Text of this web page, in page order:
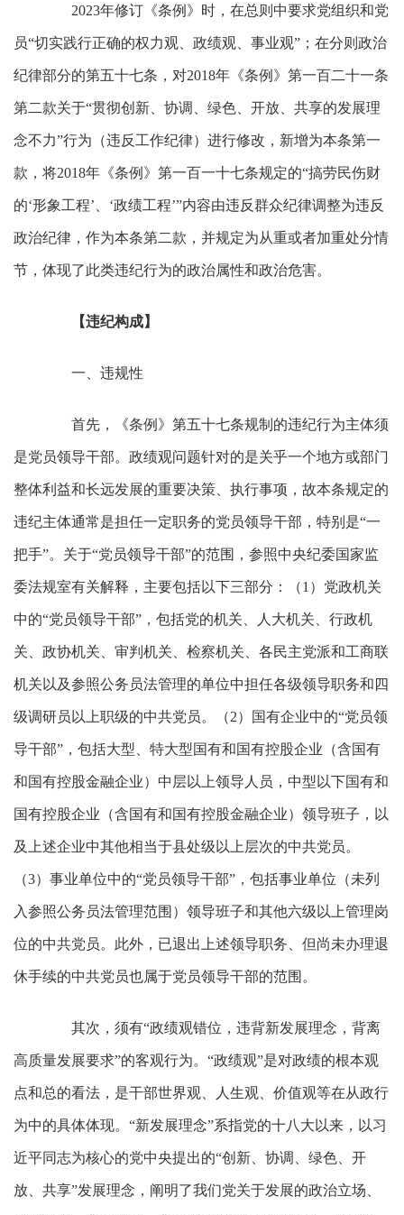
2023年修订《条例》时，在总则中要求党组织和党
员“切实践行正确的权力观、政绩观、事业观”；在分则政治
纪律部分的第五十七条，对2018年《条例》第一百二十一条
第二款关于“贯彻创新、协调、绿色、开放、共享的发展理
念不力”行为（违反工作纪律）进行修改，新增为本条第一
款，将2018年《条例》第一百一十七条规定的“搞劳民伤财
的‘形象工程’、‘政绩工程’”内容由违反群众纪律调整为违反
政治纪律，作为本条第二款，并规定为从重或者加重处分情
节，体现了此类违纪行为的政治属性和政治危害。
【违纪构成】
一、违规性
首先，《条例》第五十七条规制的违纪行为主体须
是党员领导干部。政绩观问题针对的是关乎一个地方或部门
整体利益和长远发展的重要决策、执行事项，故本条规定的
违纪主体通常是担任一定职务的党员领导干部，特别是“一
把手”。关于“党员领导干部”的范围，参照中央纪委国家监
委法规室有关解释，主要包括以下三部分：（1）党政机关
中的“党员领导干部”，包括党的机关、人大机关、行政机
关、政协机关、审判机关、检察机关、各民主党派和工商联
机关以及参照公务员法管理的单位中担任各级领导职务和四
级调研员以上职级的中共党员。（2）国有企业中的“党员领
导干部”，包括大型、特大型国有和国有控股企业（含国有
和国有控股金融企业）中层以上领导人员，中型以下国有和
国有控股企业（含国有和国有控股金融企业）领导班子，以
及上述企业中其他相当于县处级以上层次的中共党员。
（3）事业单位中的“党员领导干部”，包括事业单位（未列
入参照公务员法管理范围）领导班子和其他六级以上管理岗
位的中共党员。此外，已退出上述领导职务、但尚未办理退
休手续的中共党员也属于党员领导干部的范围。
其次，须有“政绩观错位，违背新发展理念，背离
高质量发展要求”的客观行为。“政绩观”是对政绩的根本观
点和总的看法，是干部世界观、人生观、价值观等在从政行
为中的具体体现。“新发展理念”系指党的十八大以来，以习
近平同志为核心的党中央提出的“创新、协调、绿色、开
放、共享”发展理念，阐明了我们党关于发展的政治立场、